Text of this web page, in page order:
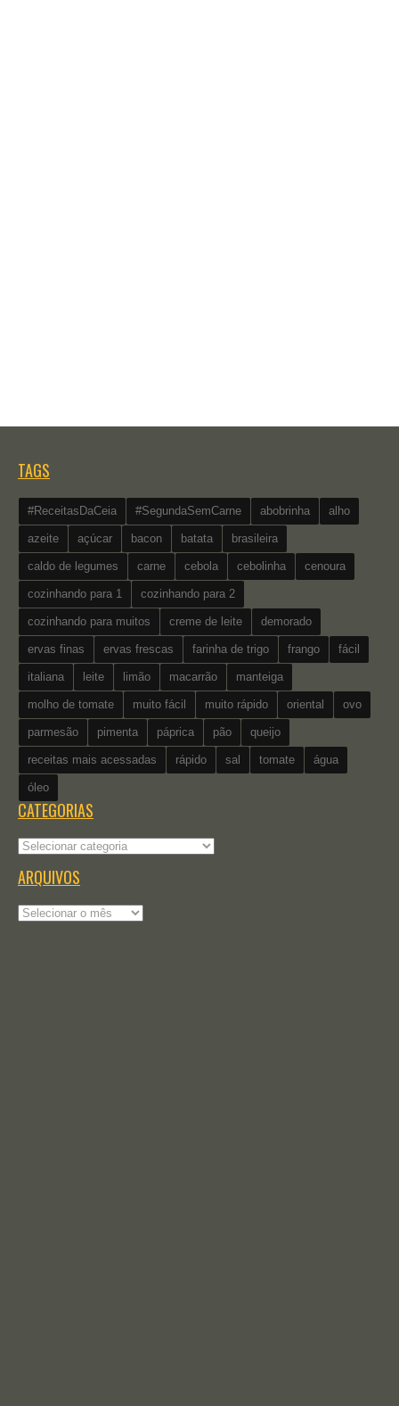
TAGS
#ReceitasDaCeia #SegundaSemCarne abobrinha alho
azeite açúcar bacon batata brasileira
caldo de legumes carne cebola cebolinha cenoura
cozinhando para 1 cozinhando para 2
cozinhando para muitos creme de leite demorado
ervas finas ervas frescas farinha de trigo frango fácil
italiana leite limão macarrão manteiga
molho de tomate muito fácil muito rápido oriental ovo
parmesão pimenta páprica pão queijo
receitas mais acessadas rápido sal tomate água
óleo
CATEGORIAS
Categorias
ARQUIVOS
Arquivos